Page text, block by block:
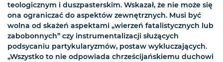
teologicznym i duszpasterskim. Wskazał, że nie może się
ona ograniczać do aspektów zewnętrznych. Musi być
wolna od skażeń aspektami „wierzeń fatalistycznych lub
zabobonnych” czy instrumentalizacji służących
podsycaniu partykularyzmów, postaw wykluczających.
„Wszystko to nie odpowiada chrześcijańskiemu duchowi